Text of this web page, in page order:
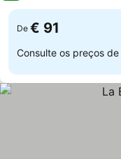
De € 91
Consulte os preços de